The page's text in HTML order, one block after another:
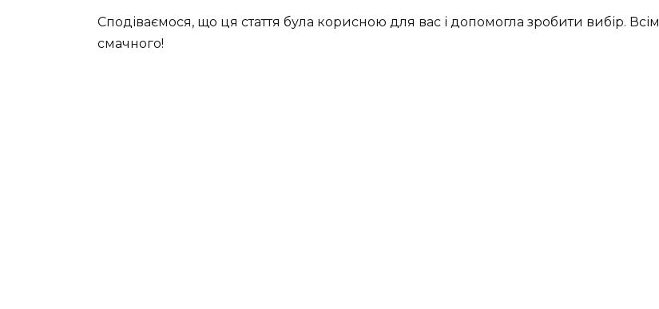
Сподіваємося, що ця стаття була корисною для вас і допомогла зробити вибір. Всім
смачного!